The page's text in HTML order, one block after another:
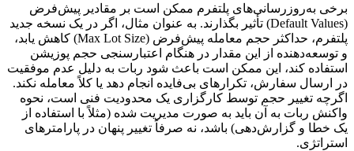
برخی به‌روزرسانی‌های پلتفرم ممکن است بر مقادیر پیش‌فرض
(Default Values) تأثیر بگذارند. به عنوان مثال، اگر در یک نسخه جدید
پلتفرم، حداکثر حجم معامله پیش‌فرض (Max Lot Size) کاهش یابد،
و توسعه‌دهنده از این مقدار در هنگام اعتبارسنجی حجم پوزیشن
استفاده کند، این ممکن است باعث شود ربات به دلیل عدم موفقیت
در ارسال سفارش، تکرارهای بی‌فایده انجام دهد یا کلاً معامله نکند.
اگرچه تغییر حجم توسط کارگزاری یک محدودیت فنی است، نحوه
واکنش ربات به آن باید به صورت مدیریت شده (مثلاً با استفاده از
یک خطا و گزارش‌دهی) باشد، نه صرفاً تغییر پنهان در پارامترهای
استراتژی.